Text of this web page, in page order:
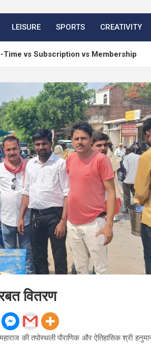
LEISURE SPORTS CREATIVITY
vs Membership
वितरण
की तपोस्थली पौराणिक और ऐतिहासिक श्री